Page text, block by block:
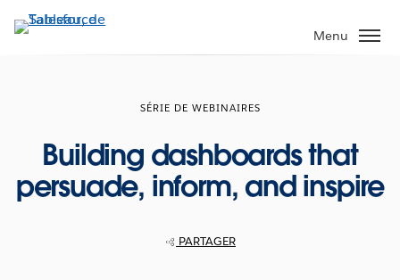
Aller
au
Menu
SÉRIE DE WEBINAIRES
Building dashboards that
persuade, inform, and inspire
PARTAGER